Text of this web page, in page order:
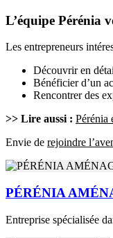
L’équipe Pérénia
Les entrepreneurs
Découvrir en
Bénéficier d’un
Rencontrer des
>> Lire aussi : Pérénia
Envie de rejoindre
PÉRÉNIA
Entreprise spécialisée